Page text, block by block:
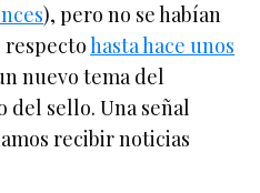
), pero no se habían
respectohasta hace unos
nuevo tema del
del sello. Una señal
recibir noticias